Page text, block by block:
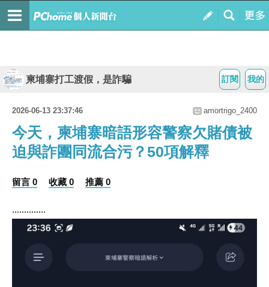
我的
訂閱
柬埔寨打工渡假，是詐騙
2026-06-13 23:37:46 amortrigo_2400
今天，柬埔寨暗語形容警察欠賭債被
迫與詐團同流合污？50項解釋
留言 0 收藏 0 推薦 0
..............